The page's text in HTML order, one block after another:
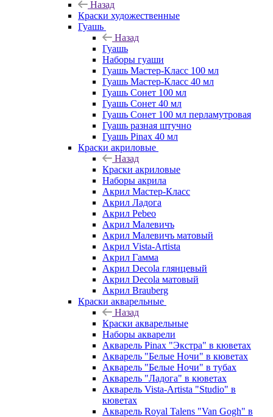
Назад
Краски художественные
Гуашь
Назад
Гуашь
Наборы гуаши
Гуашь Мастер-Класс 100 мл
Гуашь Мастер-Класс 40 мл
Гуашь Сонет 100 мл
Гуашь Сонет 40 мл
Гуашь Сонет 100 мл перламутровая
Гуашь разная штучно
Гуашь Pinax 40 мл
Краски акриловые
Назад
Краски акриловые
Наборы акрила
Акрил Мастер-Класс
Акрил Ладога
Акрил Pebeo
Акрил Малевичъ
Акрил Малевичъ матовый
Акрил Vista-Artista
Акрил Гамма
Акрил Decola глянцевый
Акрил Decola матовый
Акрил Brauberg
Краски акварельные
Назад
Краски акварельные
Наборы акварели
Акварель Pinax "Экстра" в кюветах
Акварель "Белые Ночи" в кюветах
Акварель "Белые Ночи" в тубах
Акварель "Ладога" в кюветах
Акварель Vista-Artista "Studio" в
кюветах
Акварель Royal Talens "Van Gogh" в